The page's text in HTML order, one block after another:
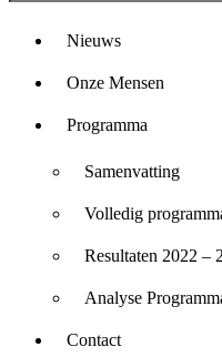
Nieuws
Onze Mensen
Programma
Samenvatting
Volledig
Resultaten 2022 –
Analyse
Contact